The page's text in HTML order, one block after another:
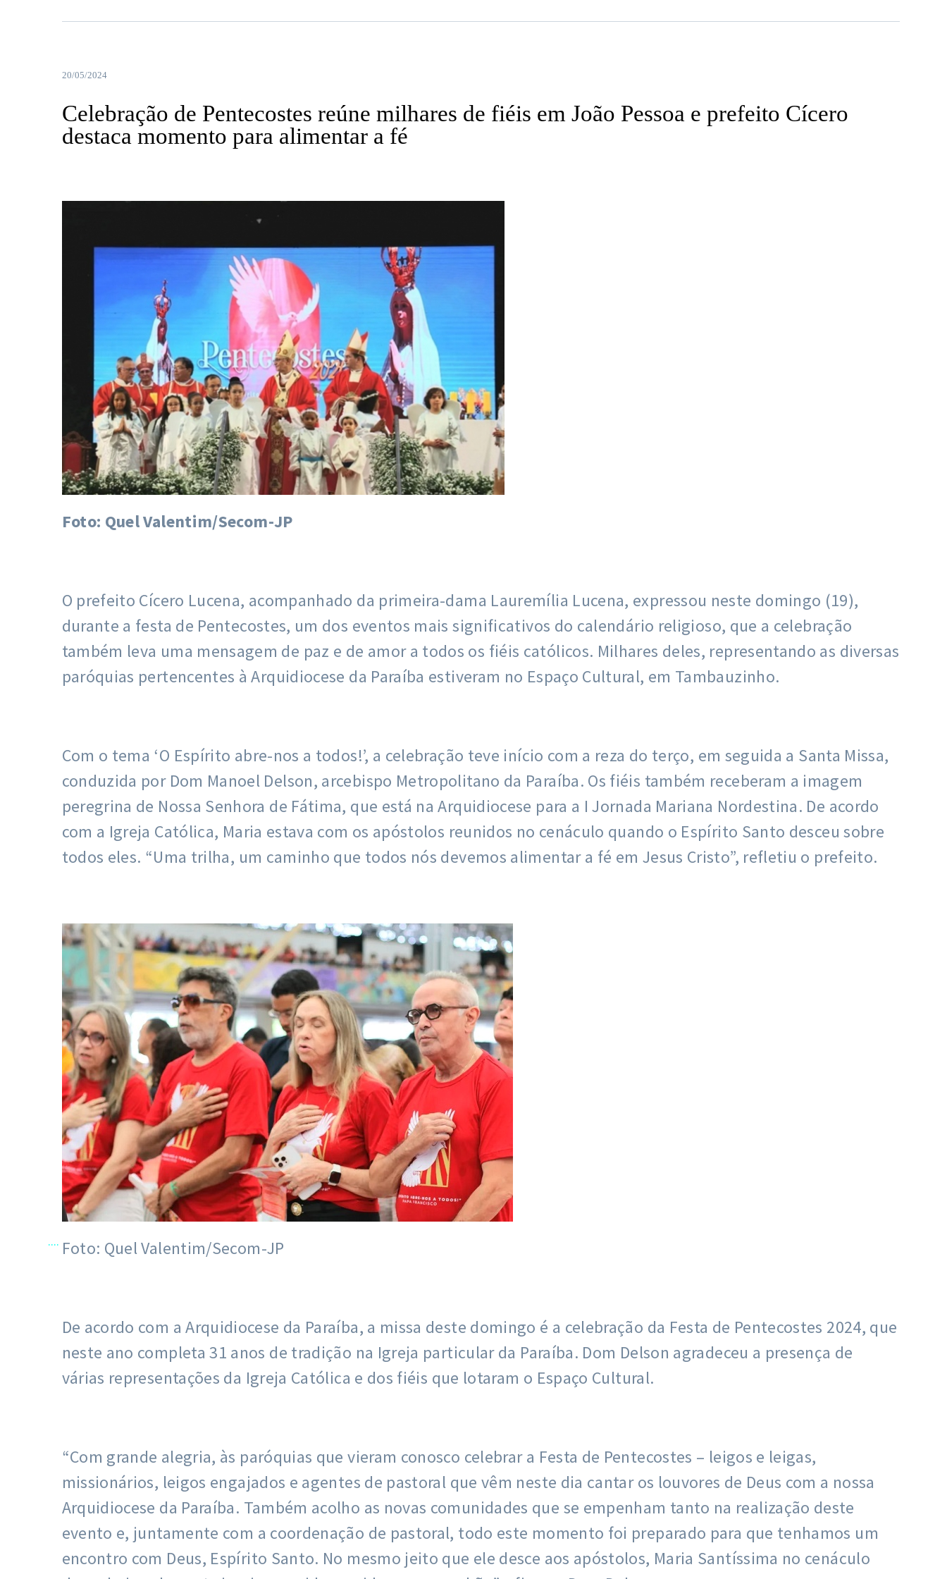
....
20/05/2024
Celebração de Pentecostes reúne milhares de fiéis em João Pessoa e prefeito Cícero
destaca momento para alimentar a fé
Foto: Quel Valentim/Secom-JP
O prefeito Cícero Lucena, acompanhado da primeira-dama Lauremília Lucena, expressou neste domingo (19),
durante a festa de Pentecostes, um dos eventos mais significativos do calendário religioso, que a celebração
também leva uma mensagem de paz e de amor a todos os fiéis católicos. Milhares deles, representando as diversas
paróquias pertencentes à Arquidiocese da Paraíba estiveram no Espaço Cultural, em Tambauzinho.
Com o tema ‘O Espírito abre-nos a todos!’, a celebração teve início com a reza do terço, em seguida a Santa Missa,
conduzida por Dom Manoel Delson, arcebispo Metropolitano da Paraíba. Os fiéis também receberam a imagem
peregrina de Nossa Senhora de Fátima, que está na Arquidiocese para a I Jornada Mariana Nordestina. De acordo
com a Igreja Católica, Maria estava com os apóstolos reunidos no cenáculo quando o Espírito Santo desceu sobre
todos eles. “Uma trilha, um caminho que todos nós devemos alimentar a fé em Jesus Cristo”, refletiu o prefeito.
Foto: Quel Valentim/Secom-JP
De acordo com a Arquidiocese da Paraíba, a missa deste domingo é a celebração da Festa de Pentecostes 2024, que
neste ano completa 31 anos de tradição na Igreja particular da Paraíba. Dom Delson agradeceu a presença de
várias representações da Igreja Católica e dos fiéis que lotaram o Espaço Cultural.
“Com grande alegria, às paróquias que vieram conosco celebrar a Festa de Pentecostes – leigos e leigas,
missionários, leigos engajados e agentes de pastoral que vêm neste dia cantar os louvores de Deus com a nossa
Arquidiocese da Paraíba. Também acolho as novas comunidades que se empenham tanto na realização deste
evento e, juntamente com a coordenação de pastoral, todo este momento foi preparado para que tenhamos um
encontro com Deus, Espírito Santo. No mesmo jeito que ele desce aos apóstolos, Maria Santíssima no cenáculo